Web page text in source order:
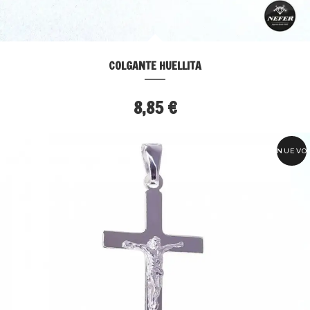
COLGANTE HUELLITA
8,85 €
NUEVO